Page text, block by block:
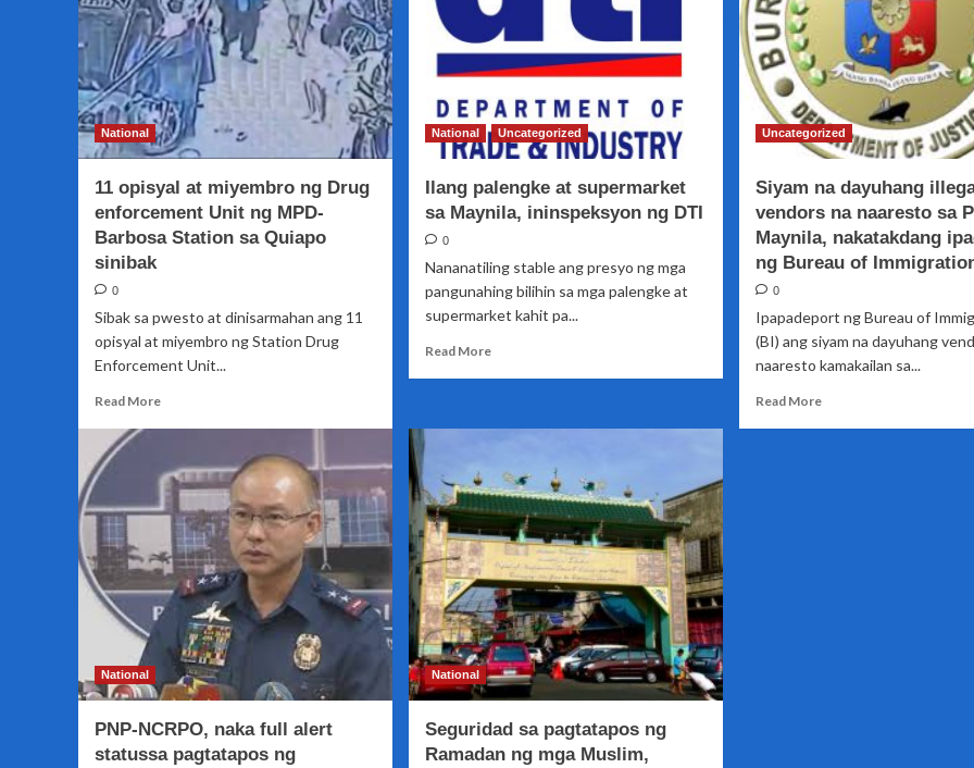
National
11 opisyal at miyembro ng Drug
enforcement Unit ng MPD-
Barbosa Station sa Quiapo
sinibak
0
Sibak sa pwesto at dinisarmahan ang 11
opisyal at miyembro ng Station Drug
Enforcement Unit...
Read MoreRead
opisyal
at
miyembro
Drug
enforcement
Unit
MPD-
Barbosa
Station
Quiapo
sinibak
National Uncategorized
Ilang palengke at supermarket
sa Maynila, ininspeksyon ng DTI
0
Nananatiling stable ang presyo ng mga
pangunahing bilihin sa mga palengke at
supermarket kahit pa...
Read MoreRead
palengke
supermarket
sa
Maynila,
ininspeksyon
ng
DTI
Uncategorized
Siyam na dayuhang
vendors na naaresto sa
Maynila, nakatakdang
ng Bureau of
0
Ipapadeport ng Bureau of
(BI) ang siyam na dayuhang
naaresto kamakailan sa...
Read MoreRead
National
PNP-NCRPO, naka full alert
statussa pagtatapos ng
National
Seguridad sa pagtatapos ng
Ramadan ng mga Muslim,